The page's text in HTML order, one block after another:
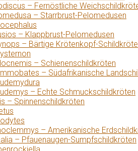
– Fernöstliche
– Starrbrust-Pelomedusen
– Klappbrust-Pelomedusen
– Bärtige Krötenkopf-
– Schienenschildkröten
– Südafrikanische
– Echte Schmuckschildkröten
– Spinnenschildkröten
– Amerikanische
– Pfauenaugen-Sumpfschildkröten